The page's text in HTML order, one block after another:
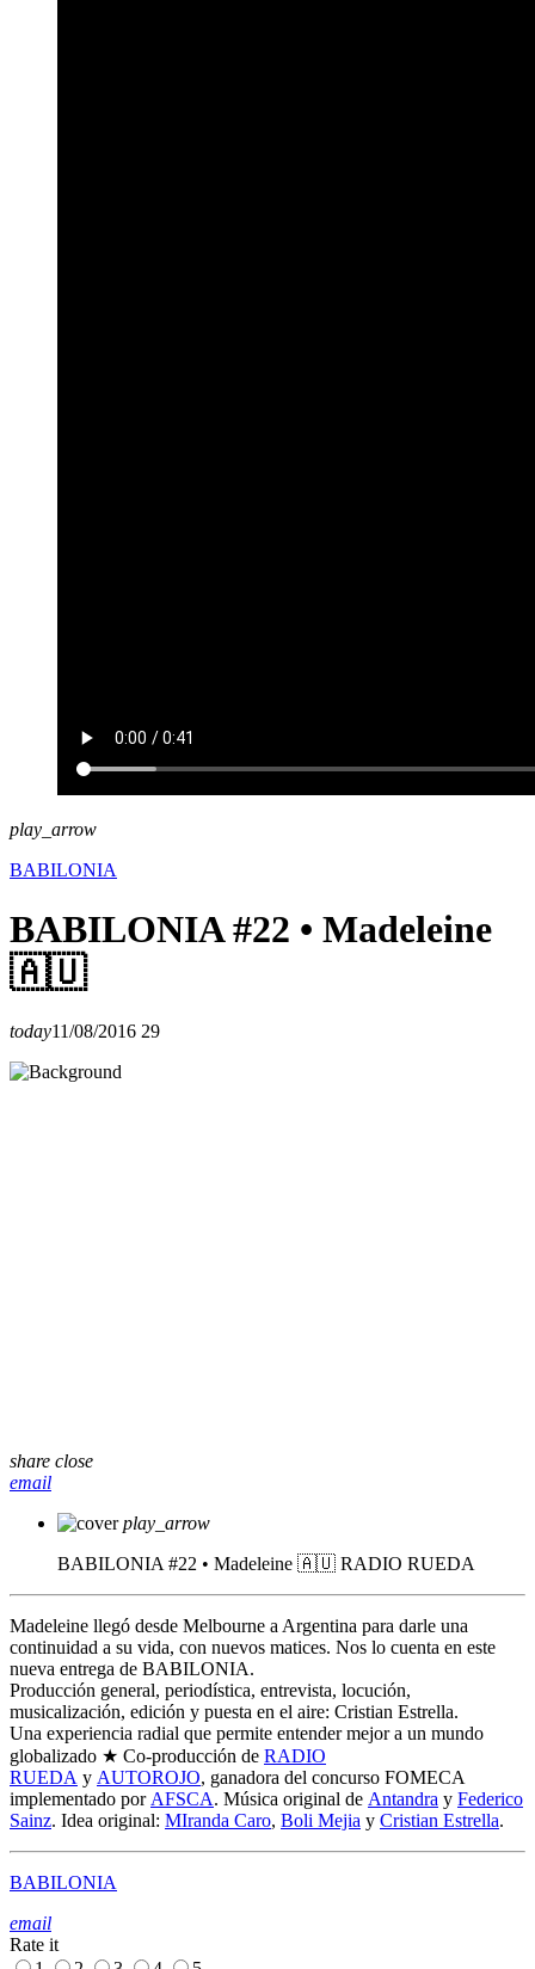
play_arrow
BABILONIA
BABILONIA #22 • Madeleine
🇦🇺
today11/08/2016 29
share close
email
play_arrow
BABILONIA #22 • Madeleine 🇦🇺 RADIO RUEDA
Madeleine llegó desde Melbourne a Argentina para darle una
continuidad a su vida, con nuevos matices. Nos lo cuenta en este
nueva entrega de BABILONIA.
Producción general, periodística, entrevista, locución,
musicalización, edición y puesta en el aire: Cristian Estrella.
​Una experiencia radial que permite entender mejor a un mundo
globalizado ★ Co-producción de RADIO
RUEDA y AUTOROJO, ganadora del concurso FOMECA
implementado por AFSCA. Música original de Antandra y Federico
Sainz. Idea original: MIranda Caro, Boli Mejia y Cristian Estrella.
BABILONIA
email
Rate it